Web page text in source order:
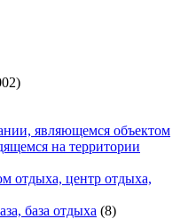
являющемся объектом
на территории
отдыха, центр отдыха,
база отдыха (8)